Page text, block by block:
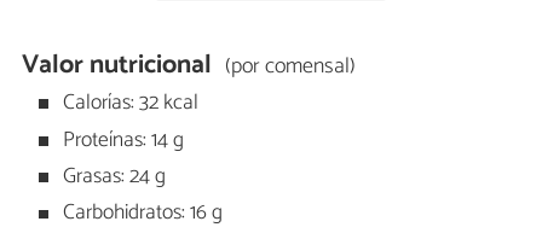
Valor nutricional (por comensal)
Calorías: 32 kcal
Proteínas: 14 g
Grasas: 24 g
Carbohidratos: 16 g